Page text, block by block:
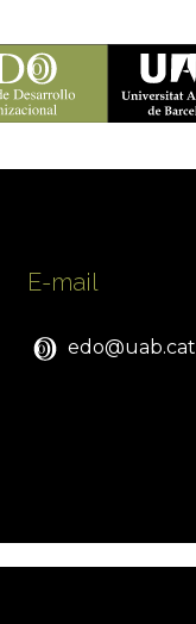
E-mail
edo@uab.cat